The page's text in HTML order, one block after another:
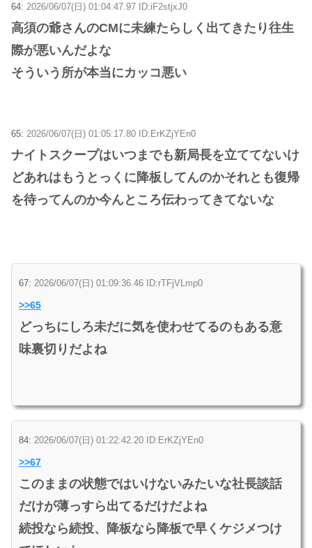
64: 2026/06/07(日) 01:04:47.97 ID:iF2stjxJ0
高須の爺さんのCMに未練たらしく出てきたり往生
際が悪いんだよな
そういう所が本当にカッコ悪い
65: 2026/06/07(日) 01:05:17.80 ID:ErKZjYEn0
ナイトスクープはいつまでも新局長を立ててないけ
どあれはもうとっくに降板してんのかそれとも復帰
を待ってんのか今んところ伝わってきてないな
67: 2026/06/07(日) 01:09:36.46 ID:rTFjVLmp0
>>65
どっちにしろ未だに気を使わせてるのもある意
味裏切りだよね
84: 2026/06/07(日) 01:22:42.20 ID:ErKZjYEn0
>>67
このままの状態ではいけないみたいな社長談話
だけが薄っすら出てるだけだよね
続投なら続投、降板なら降板で早くケジメつけ